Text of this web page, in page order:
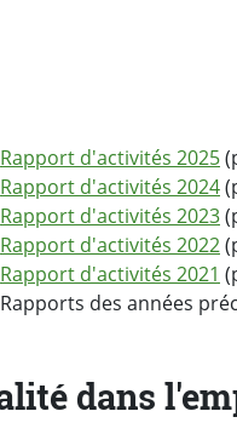
Rapport d'activités 2025
Rapport d'activités 2024
Rapport d'activités 2023
Rapport d'activités 2022
Rapport d'activités 2021
Rapports des années
dans